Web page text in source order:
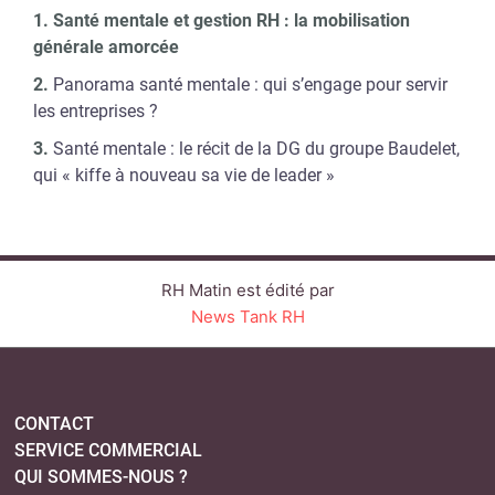
productive,
• d’être en mesure d’apporter une
contribution à la communauté.
Santé mentale : des indicateurs
En compilant les données officielles, le tableau
À l’échelle européenne, l’OCDE estime que l’impact
Selon les indicateurs officiels du gouvernement
français (viale ministère du Travail
personnes présentent un trouble psychique chaque
Santé mentale et gestion RH : la mobilisation
générale amorcée
Panorama santé mentale : qui s’engage pour servir
les entreprises ?
Santé mentale : le récit de la DG du groupe Baudelet,
qui « kiffe à nouveau sa vie de leader »
RH Matin est édité par
News Tank RH
CONTACT
SERVICE COMMERCIAL
QUI SOMMES-NOUS ?